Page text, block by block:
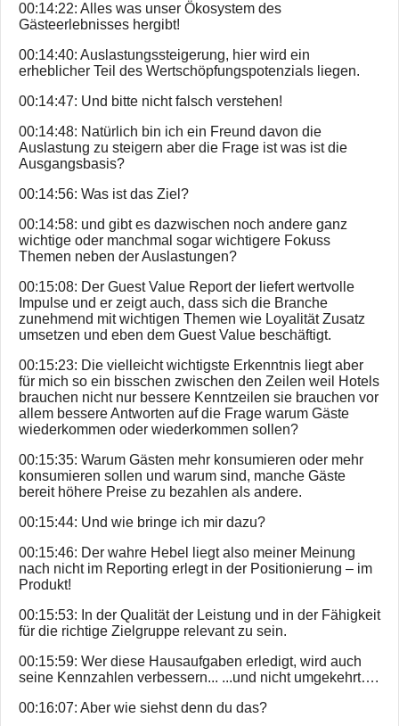
00:14:22: Alles was unser Ökosystem des
Gästeerlebnisses hergibt!
00:14:40: Auslastungssteigerung, hier wird ein
erheblicher Teil des Wertschöpfungspotenzials liegen.
00:14:47: Und bitte nicht falsch verstehen!
00:14:48: Natürlich bin ich ein Freund davon die
Auslastung zu steigern aber die Frage ist was ist die
Ausgangsbasis?
00:14:56: Was ist das Ziel?
00:14:58: und gibt es dazwischen noch andere ganz
wichtige oder manchmal sogar wichtigere Fokuss
Themen neben der Auslastungen?
00:15:08: Der Guest Value Report der liefert wertvolle
Impulse und er zeigt auch, dass sich die Branche
zunehmend mit wichtigen Themen wie Loyalität Zusatz
umsetzen und eben dem Guest Value beschäftigt.
00:15:23: Die vielleicht wichtigste Erkenntnis liegt aber
für mich so ein bisschen zwischen den Zeilen weil Hotels
brauchen nicht nur bessere Kenntzeilen sie brauchen vor
allem bessere Antworten auf die Frage warum Gäste
wiederkommen oder wiederkommen sollen?
00:15:35: Warum Gästen mehr konsumieren oder mehr
konsumieren sollen und warum sind, manche Gäste
bereit höhere Preise zu bezahlen als andere.
00:15:44: Und wie bringe ich mir dazu?
00:15:46: Der wahre Hebel liegt also meiner Meinung
nach nicht im Reporting erlegt in der Positionierung – im
Produkt!
00:15:53: In der Qualität der Leistung und in der Fähigkeit
für die richtige Zielgruppe relevant zu sein.
00:15:59: Wer diese Hausaufgaben erledigt, wird auch
seine Kennzahlen verbessern... ...und nicht umgekehrt….
00:16:07: Aber wie siehst denn du das?